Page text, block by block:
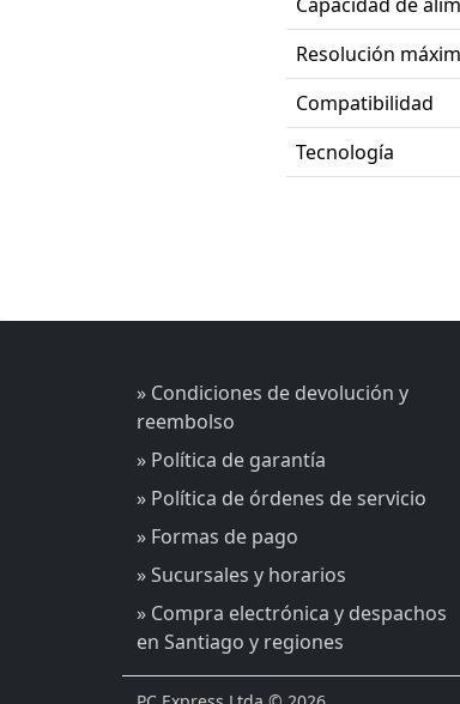
Resolución
Compatibilidad
Tecnología
» Condiciones de devolución y
reembolso
» Política de garantía
» Política de órdenes de servicio
» Formas de pago
» Sucursales y horarios
» Compra electrónica y despachos
en Santiago y regiones